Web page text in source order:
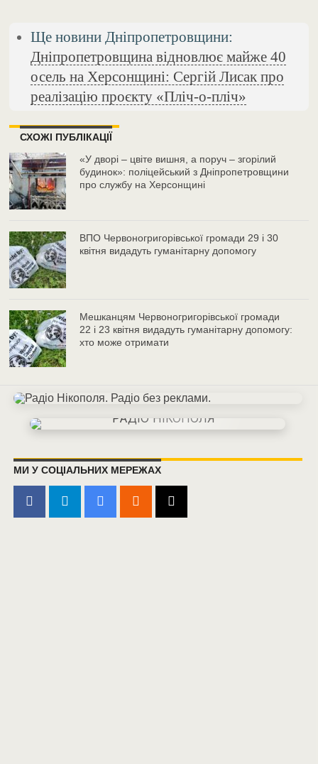
Ще новини Дніпропетровщини:
Дніпропетровщина відновлює майже 40
осель на Херсонщині: Сергій Лисак про
реалізацію проєкту «Пліч-о-пліч»
СХОЖІ ПУБЛІКАЦІЇ
«У дворі – цвіте вишня, а поруч – згорілий
будинок»: поліцейський з Дніпропетровщини
про службу на Херсонщині
ВПО Червоногригорівської громади 29 і 30
квітня видадуть гуманітарну допомогу
Мешканцям Червоногригорівської громади
22 і 23 квітня видадуть гуманітарну допомогу:
хто може отримати
МИ У СОЦІАЛЬНИХ МЕРЕЖАХ